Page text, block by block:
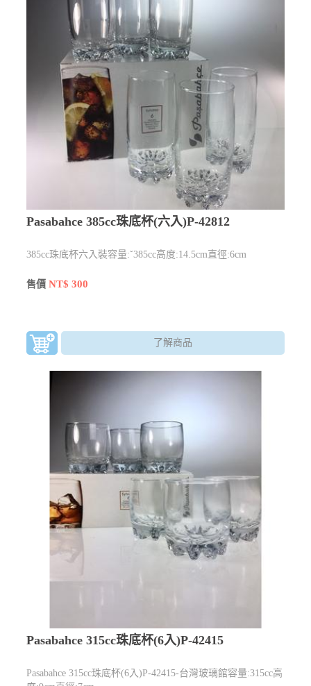
Pasabahce 385cc珠底杯(六入)P-42812
385cc珠底杯六入裝容量:ˇ385cc高度:14.5cm直徑:6cm
售價NT$ 300
了解商品
Pasabahce 315cc珠底杯(6入)P-42415
Pasabahce 315cc珠底杯(6入)P-42415-台灣玻璃館容量:315cc高